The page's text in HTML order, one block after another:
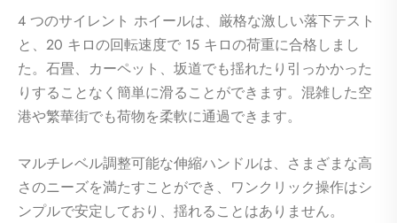
4 つのサイレント ホイールは、厳格な激しい落下テスト
と、20 キロの回転速度で 15 キロの荷重に合格しまし
た。石畳、カーペット、坂道でも揺れたり引っかかった
りすることなく簡単に滑ることができます。混雑した空
港や繁華街でも荷物を柔軟に通過できます。
マルチレベル調整可能な伸縮ハンドルは、さまざまな高
さのニーズを満たすことができ、ワンクリック操作はシ
ンプルで安定しており、揺れることはありません。